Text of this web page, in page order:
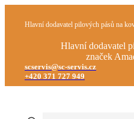
Hlavní dodavatel pilových pásů na
Hlavní dodavatel
značek
scservis@sc-servis.cz
+420 371 727 949